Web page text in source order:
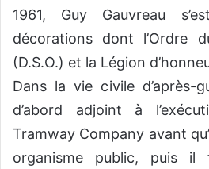
1961, Guy Gauvreau
décorations dont l’Ordre
(D.S.O.) et la Légion
Dans la vie civile d’après-
d’abord adjoint à
Tramway Company avant
organisme public, puis